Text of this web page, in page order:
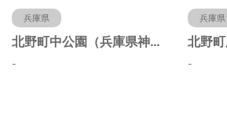
兵庫県
北野町中公園（兵庫県神戸市）
-
兵庫県
-